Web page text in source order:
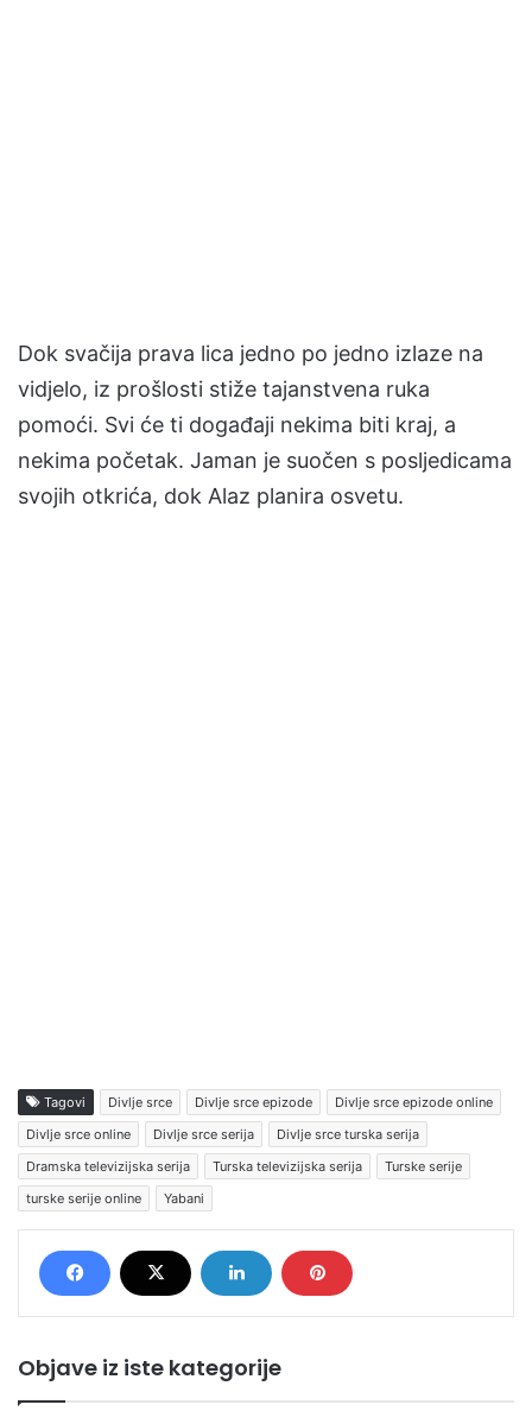
Dok svačija prava lica jedno po jedno izlaze na
vidjelo, iz prošlosti stiže tajanstvena ruka
pomoći. Svi će ti događaji nekima biti kraj, a
nekima početak. Jaman je suočen s posljedicama
svojih otkrića, dok Alaz planira osvetu.
Tagovi Divlje srce Divlje srce epizode
Divlje srce epizode online
Divlje srce online
Divlje srce serija
Divlje srce turska serija
Dramska televizijska serija
Turska televizijska serija
Turske serije
turske serije online
Yabani
Objave iz iste kategorije